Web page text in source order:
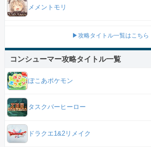
メメントモリ
▶攻略タイトル一覧はこちら
コンシューマー攻略タイトル一覧
ぽこあポケモン
タスクバーヒーロー
ドラクエ1&2リメイク